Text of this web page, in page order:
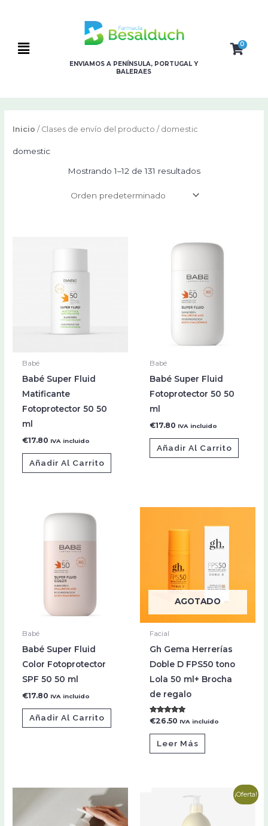
Flyout
ENVIAMOS A PENÍNSULA, PORTUGAL Y
BALERAES
0
Inicio / Clases de envío del producto / domestic
domestic
Mostrando 1–12 de 131 resultados
Babé
Babé Super Fluid
Matificante
Fotoprotector 50 50
ml
€17.80 IVA incluido
Añadir Al Carrito
Babé
Babé Super Fluid
Fotoprotector 50 50
ml
€17.80 IVA incluido
Añadir Al Carrito
Babé
Babé Super Fluid
Color Fotoprotector
SPF 50 50 ml
€17.80 IVA incluido
Añadir Al Carrito
AGOTADO
Facial
Gh Gema Herrerías
Doble D FPS50 tono
Lola 50 ml+ Brocha
de regalo
Valorado con
5.00
de 5
€26.50 IVA incluido
Leer Más
¡Oferta!
original
era:
es: